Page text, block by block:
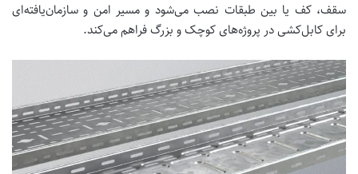
سقف، کف یا بین طبقات نصب می‌شود و مسیر امن و سازمان‌یافته‌ای
برای کابل‌کشی در پروژه‌های کوچک و بزرگ فراهم می‌کند.